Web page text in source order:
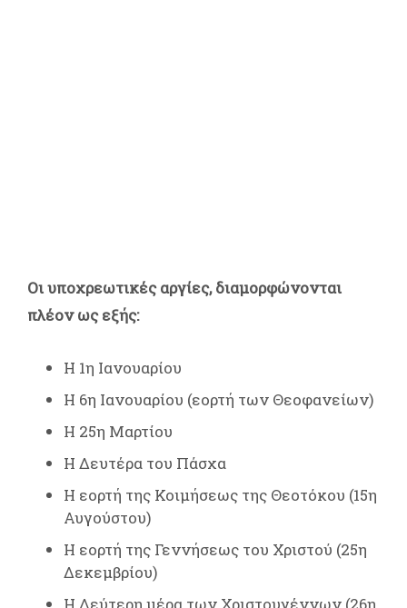
Οι υποχρεωτικές αργίες, διαμορφώνονται
πλέον ως εξής:
Η 1η Ιανουαρίου
Η 6η Ιανουαρίου (εορτή των Θεοφανείων)
Η 25η Μαρτίου
Η Δευτέρα του Πάσχα
Η εορτή της Κοιμήσεως της Θεοτόκου (15η
Αυγούστου)
Η εορτή της Γεννήσεως του Χριστού (25η
Δεκεμβρίου)
Η Δεύτερη μέρα των Χριστουγέννων (26η